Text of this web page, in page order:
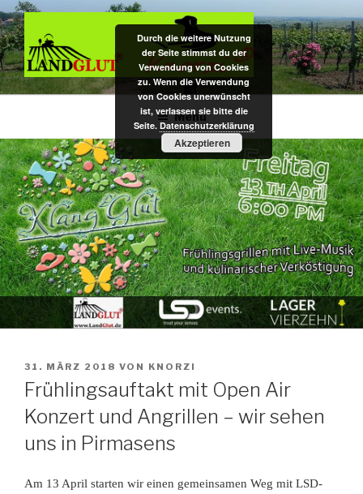
Zum
Inhalt
springen
DAS BIO KAUHOLZ AUS DER
Hundekauspielzeug / Zahnpflege- u. Kauholz / Dekoartikel f.
Nagarium u. Terrarium – das Original aus pfälzer Bio-Rebenholz
Menü
VERÖFFENTLICHT
AM
31. MÄRZ 2018 VON KNORZI
Frühlingsauftakt mit Open Air
Konzert und Angrillen – wir sehen
uns in Pirmasens
Am 13 April starten wir einen gemeinsamen Weg mit LSD-
Durch die weitere Nutzung
der Seite stimmst du der
Verwendung von Cookies
zu. Wenn die Verwendung
von Cookies unerwünscht
ist, verlassen sie bitte die
Seite. Datenschutzerklärung
Akzeptieren